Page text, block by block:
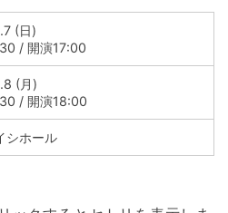
(日)
/ 開演17:00
(月)
/ 開演18:00
シホール